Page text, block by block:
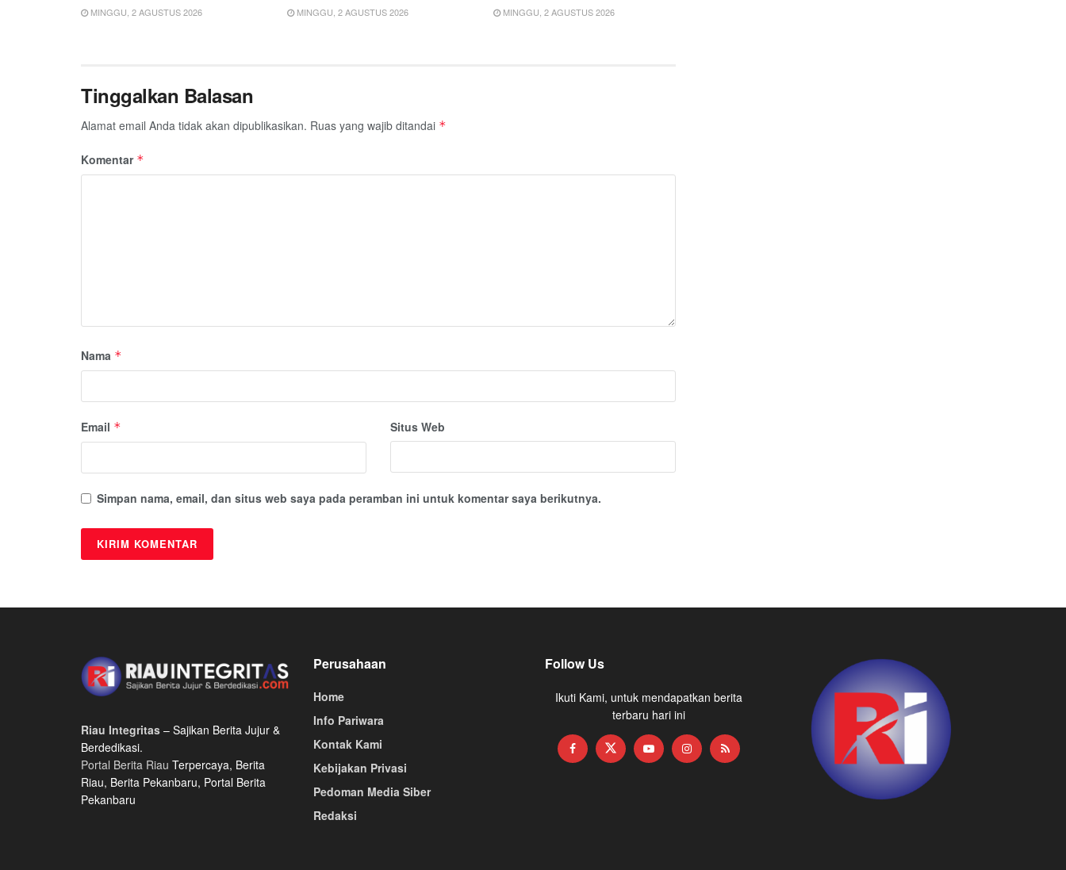
MINGGU, 2 AGUSTUS 2026 MINGGU, 2 AGUSTUS 2026 MINGGU, 2 AGUSTUS 2026
Tinggalkan Balasan
Alamat email Anda tidak akan dipublikasikan. Ruas yang wajib ditandai *
Komentar *
Nama *
Email * Situs Web
Simpan nama, email, dan situs web saya pada peramban ini untuk komentar saya berikutnya.
Riau Integritas – Sajikan Berita Jujur &
Berdedikasi.
Portal Berita Riau Terpercaya, Berita
Riau, Berita Pekanbaru, Portal Berita
Pekanbaru
Perusahaan
Home
Info Pariwara
Kontak Kami
Kebijakan Privasi
Pedoman Media Siber
Redaksi
Follow Us
Ikuti Kami, untuk mendapatkan berita
terbaru hari ini